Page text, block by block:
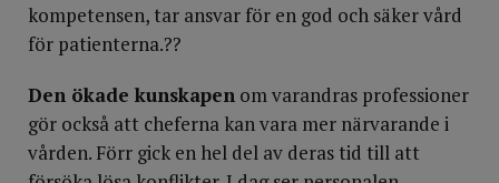
kompetensen, tar ansvar för en god och säker vård
för patienterna.??
Den ökade kunskapen om varandras professioner
gör också att cheferna kan vara mer närvarande i
vården. Förr gick en hel del av deras tid till att